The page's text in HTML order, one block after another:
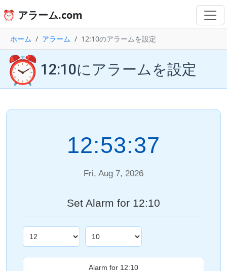
⏰ アラーム.com
ホーム アラーム 12:10のアラームを設定
⏰ 12:10にアラームを設定
12:53:37
Fri, Aug 7, 2026
Set Alarm for 12:10